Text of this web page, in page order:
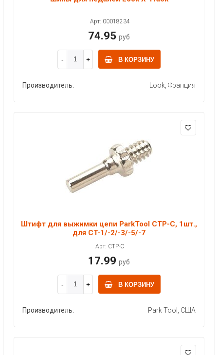
Арт: 00018234
74.95 руб
В КОРЗИНУ
Производитель: Look, Франция
Штифт для выжимки цепи ParkTool CTP-C, 1шт.,
для CT-1/-2/-3/-5/-7
Арт: CTP-C
17.99 руб
В КОРЗИНУ
Производитель: Park Tool, США